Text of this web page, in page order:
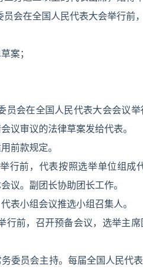
会在全国人民代表大会举行前
案；
员会在全国人民代表大会会议
议审议的法律草案发给代表。
前款规定。
行前，代表按照选举单位组成
议。副团长协助团长工作。
表小组会议推选小组召集人。
行前，召开预备会议，选举主
委员会主持。每届全国人民代